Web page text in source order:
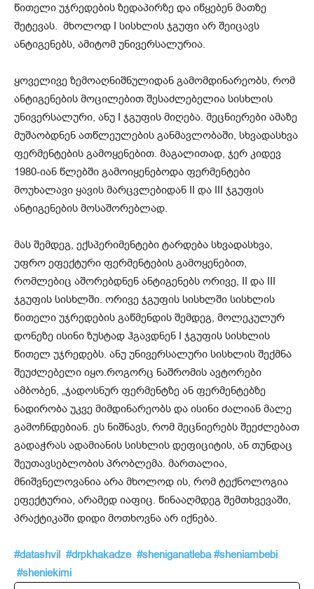
წითელი უჯრედების ზედაპირზე და იწყებენ მათზე
შეტევას. მხოლოდ I სისხლის ჯგუფი არ შეიცავს
ანტიგენებს, ამიტომ უნივერსალურია.
ყოველივე ზემოაღნიშნულიდან გამომდინარეობს, რომ
ანტიგენების მოცილებით შესაძლებელია სისხლის
უნივერსალური, ანუ I ჯგუფის მიღება. მეცნიერები ამაზე
მუშაობდნენ ათწლეულების განმავლობაში, სხვადასხვა
ფერმენტების გამოყენებით. მაგალითად, ჯერ კიდევ
1980-იან წლებში გამოიყენებოდა ფერმენტები
მოუხალავი ყავის მარცვლებიდან II და III ჯგუფის
ანტიგენების მოსაშორებლად.
მას შემდეგ, ექსპერიმენტები ტარდება სხვადასხვა,
უფრო ეფექტური ფერმენტების გამოყენებით,
რომლებიც აშორებდნენ ანტიგენებს ორივე, II და III
ჯგუფის სისხლში. ორივე ჯგუფის სისხლში სისხლის
წითელი უჯრედების გაწმენდის შემდეგ, მოლეკულურ
დონეზე ისინი ზუსტად ჰგავდნენ I ჯგუფის სისხლის
წითელ უჯრედებს. ანუ უნივერსალური სისხლის შექმნა
შეუძლებელი იყო.როგორც ნაშრომის ავტორები
ამბობენ, „ჯადოსნურ ფერმენტზე ან ფერმენტებზე
ნადირობა უკვე მიმდინარეობს და ისინი ძალიან მალე
გამოჩნდებიან. ეს ნიშნავს, რომ მეცნიერებს შეეძლებათ
გადაჭრას ადამიანის სისხლის დეფიციტის, ან თუნდაც
შეუთავსებლობის პრობლემა. მართალია,
მნიშვნელოვანია არა მხოლოდ ის, რომ ტექნოლოგია
ეფექტურია, არამედ იაფიც. წინააღმდეგ შემთხვევაში,
პრაქტიკაში დიდი მოთხოვნა არ იქნება.
#datashvil #drpkhakadze #sheniganatleba #sheniambebi
#sheniekimi